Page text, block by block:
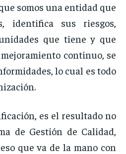
somos una entidad que
identifica sus riesgos,
que tiene y que
continuo, se
lo cual es todo
es el resultado no
de Gestión de Calidad,
que va de la mano con